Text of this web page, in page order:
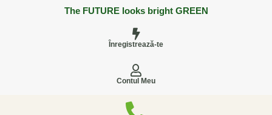
The FUTURE looks bright GREEN
Înregistrează-te
Contul Meu